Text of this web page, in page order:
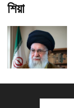
শিয়া